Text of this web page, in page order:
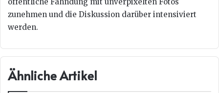
zunehmen und die Diskussion darüber intensiviert
werden.
Ähnliche Artikel